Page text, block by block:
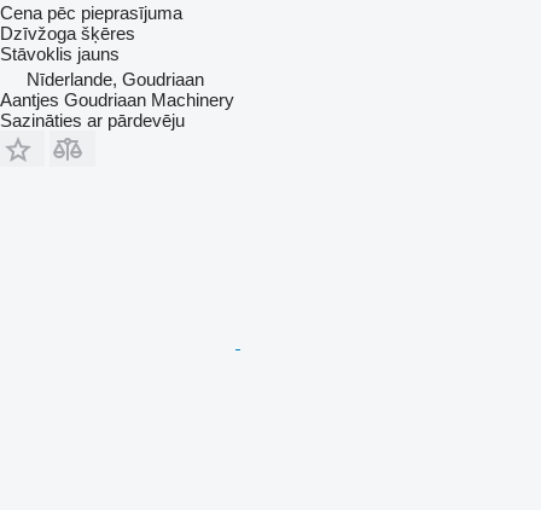
Cena pēc pieprasījuma
Dzīvžoga šķēres
Stāvoklis jauns
Nīderlande, Goudriaan
Aantjes Goudriaan Machinery
Sazināties ar pārdevēju